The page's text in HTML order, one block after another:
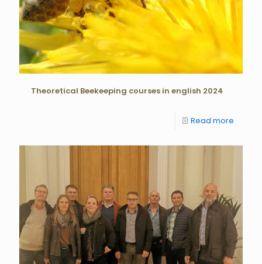
Theoretical Beekeeping courses in english 2024
Read more